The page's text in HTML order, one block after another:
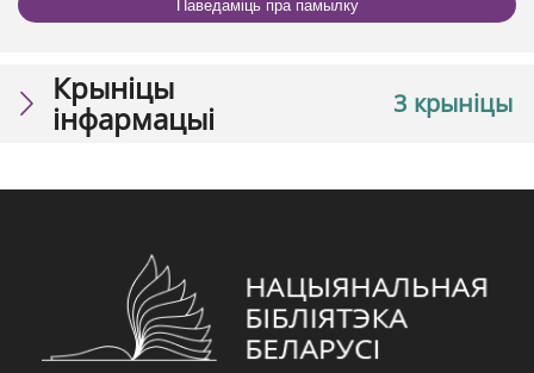
Паведаміць пра памылку
3 крыніцы
Крыніцы
інфармацыі